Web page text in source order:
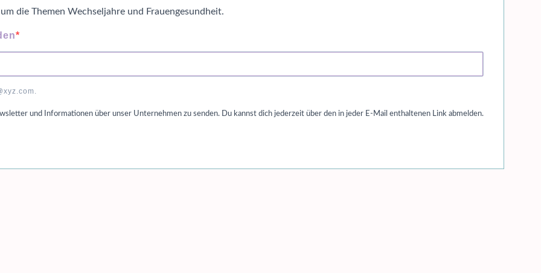
die Themen Wechseljahre und Frauengesundheit.
und Informationen über unser Unternehmen zu senden. Du kannst dich jederzeit über den in jeder E-Mail enthaltenen Link abmelden.